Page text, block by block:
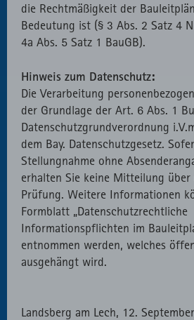
die Rechtmäßigkeit der
Bedeutung ist (§ 3 Abs. 2 Satz 4
4a Abs. 5 Satz 1 BauGB).
Hinweis zum Datenschutz:
Die Verarbeitung
der Grundlage der Art. 6 Abs. 1
Datenschutzgrundverordnung
dem Bay. Datenschutzgesetz.
Stellungnahme ohne
erhalten Sie keine Mitteilung über
Prüfung. Weitere Informationen
Formblatt „Datenschutzrechtliche
Informationspflichten im
entnommen werden, welches
ausgehängt wird.
Landsberg am Lech, 12.